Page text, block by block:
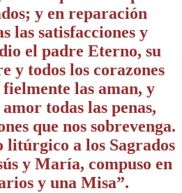
y en reparación
las satisfacciones y
el padre Eterno, su
y todos los corazones
las aman, y
todas las penas,
que nos sobrevenga.
litúrgico a los Sagrados
y María, compuso en
y una Misa”.